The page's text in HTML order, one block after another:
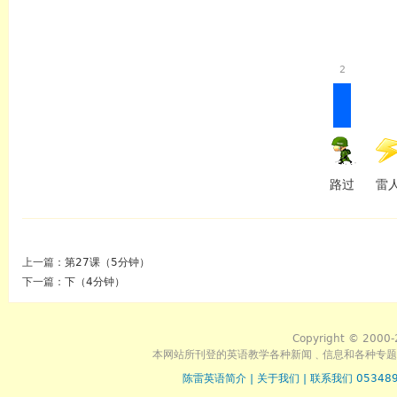
2
路过 雷
上一篇： 第27课（5分钟）
下一篇： 下（4分钟）
Copyright © 2000-
本网站所刊登的英语教学各种新闻﹑信息和各种专
陈雷英语简介
关于我们
联系我们